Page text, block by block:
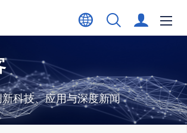
科技、应用与深度新闻